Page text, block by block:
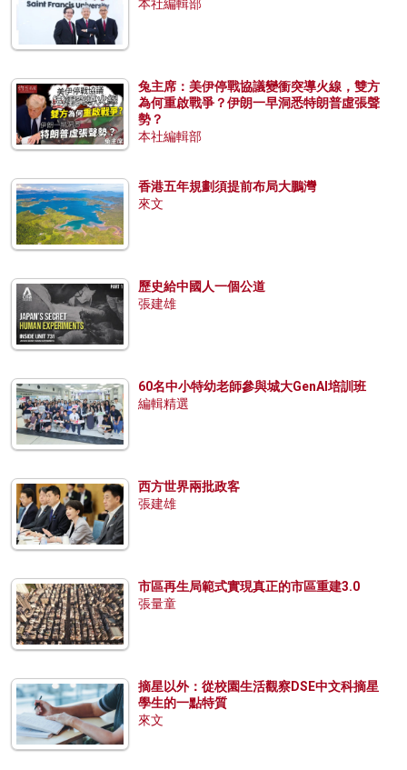
本社編輯部
兔主席：美伊停戰協議變衝突導火線，雙方
為何重啟戰爭？伊朗一早洞悉特朗普虛張聲
勢？
本社編輯部
香港五年規劃須提前布局大鵬灣
來文
歷史給中國人一個公道
張建雄
60名中小特幼老師參與城大GenAI培訓班
編輯精選
西方世界兩批政客
張建雄
市區再生局範式實現真正的市區重建3.0
張量童
摘星以外：從校園生活觀察DSE中文科摘星
學生的一點特質
來文